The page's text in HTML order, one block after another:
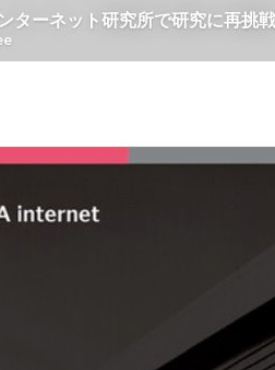
ターネット研究所で研究に再挑